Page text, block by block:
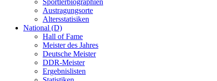
Sportlerbiographien
Austragungsorte
Altersstatisiken
National (D)
Hall of Fame
Meister des Jahres
Deutsche Meister
DDR-Meister
Ergebnislisten